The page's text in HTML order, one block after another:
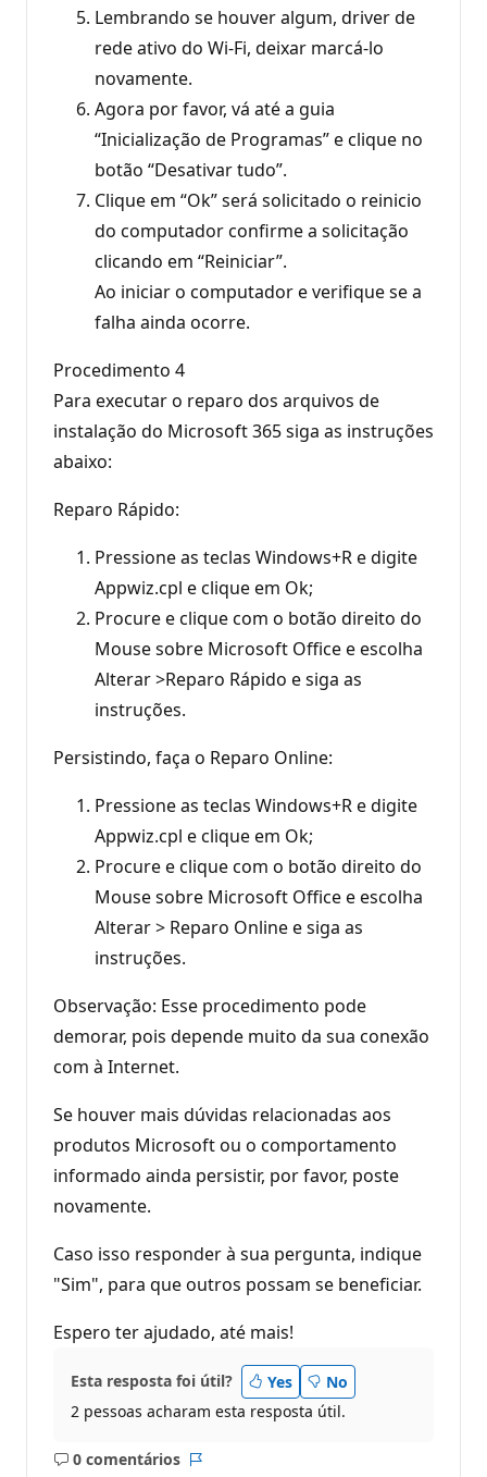
Lembrando se houver algum, driver de
rede ativo do Wi-Fi, deixar marcá-lo
novamente.
Agora por favor, vá até a guia
“Inicialização de Programas” e clique no
botão “Desativar tudo”.
Clique em “Ok” será solicitado o reinicio
do computador confirme a solicitação
clicando em “Reiniciar”.
Ao iniciar o computador e verifique se a
falha ainda ocorre.
Procedimento 4
Para executar o reparo dos arquivos de
instalação do Microsoft 365 siga as instruções
abaixo:
Reparo Rápido:
Pressione as teclas Windows+R e digite
Appwiz.cpl e clique em Ok;
Procure e clique com o botão direito do
Mouse sobre Microsoft Office e escolha
Alterar >Reparo Rápido e siga as
instruções.
Persistindo, faça o Reparo Online:
Pressione as teclas Windows+R e digite
Appwiz.cpl e clique em Ok;
Procure e clique com o botão direito do
Mouse sobre Microsoft Office e escolha
Alterar > Reparo Online e siga as
instruções.
Observação: Esse procedimento pode
demorar, pois depende muito da sua conexão
com à Internet.
Se houver mais dúvidas relacionadas aos
produtos Microsoft ou o comportamento
informado ainda persistir, por favor, poste
novamente.
Caso isso responder à sua pergunta, indique
"Sim", para que outros possam se beneficiar.
Espero ter ajudado, até mais!
Esta resposta foi útil? Yes
No
2 pessoas acharam esta resposta útil.
0 comentários
Sem